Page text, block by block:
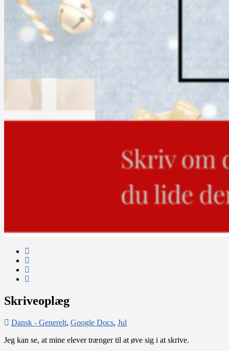
Skriveoplæg
Dansk - Generelt, Google Docs, Jul
Jeg kan se, at mine elever trænger til at øve sig i at skrive.